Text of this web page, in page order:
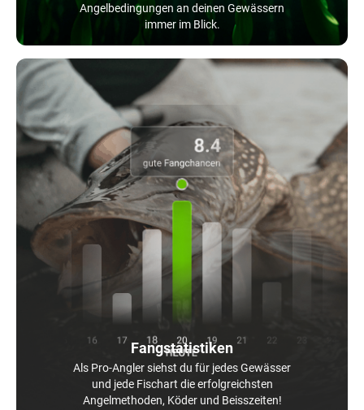
Angelbedingungen an deinen Gewässern
immer im Blick.
Fangstatistiken
Als Pro-Angler siehst du für jedes Gewässer
und jede Fischart die erfolgreichsten
Angelmethoden, Köder und Beisszeiten!